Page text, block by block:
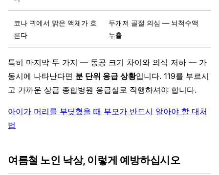
코나 귀에서 맑은 액체가 흐
른다
두개저 골절 의심 — 뇌척수액
누출
특히 마지막 두 가지 — 동공 크기 차이와 의식 저하 — 가
동시에 나타난다면 분 단위 응급 상황입니다. 119를 부르시
고 가까운 상급 종합병원 응급실로 직행하셔야 합니다.
아이가 머리를 부딪혔을 때 부모가 반드시 알아야 할 대처
법
여름철 노인 낙상, 이렇게 예방하십시오